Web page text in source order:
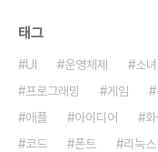
태그
UI 운영체제 소
프로그래밍
게임
애플
아이디어
코드
폰트 리눅스